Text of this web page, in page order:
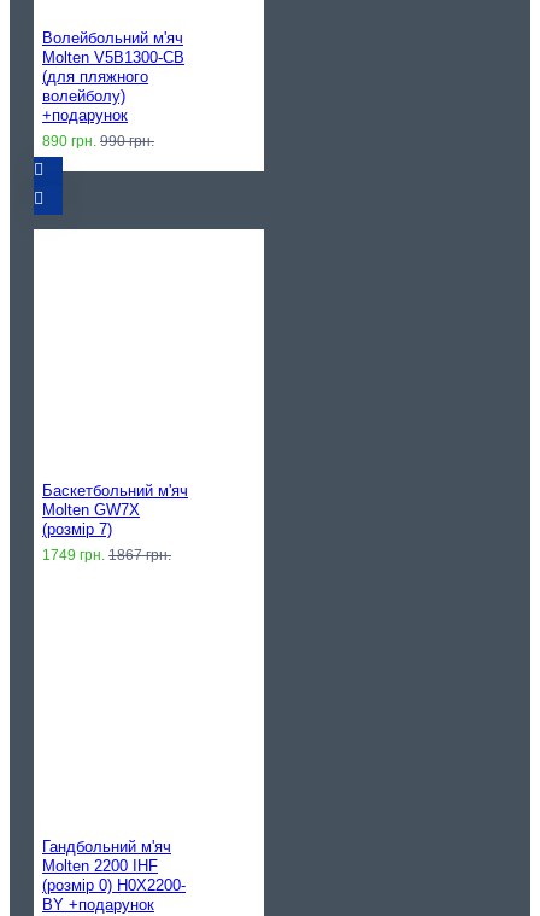
Волейбольний м'яч
Molten V5B1300-CB
(для пляжного
волейболу)
+подарунок
890 грн. 990 грн.
Баскетбольний м'яч
Molten GW7X
(розмір 7)
1749 грн. 1867 грн.
Гандбольний м'яч
Molten 2200 IHF
(розмір 0) H0X2200-
BY +подарунок